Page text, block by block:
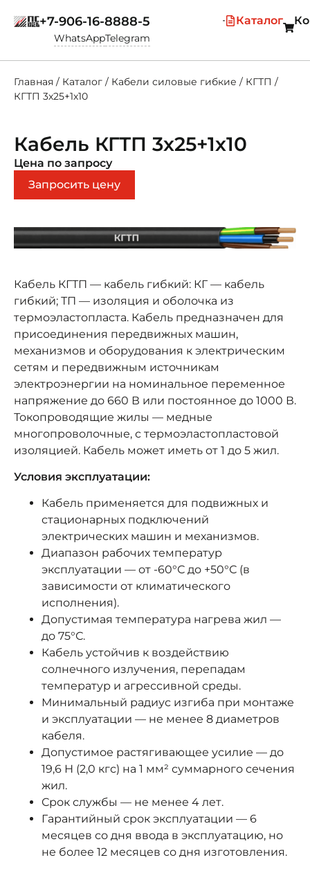
Каталог
+7-906-16-8888-5
WhatsAppTelegram
Главная / Каталог / Кабели силовые гибкие / КГТП /
КГТП 3х25+1х10
Кабель КГТП 3х25+1х10
Цена по запросу
Запросить цену
Кабель КГТП — кабель гибкий: КГ — кабель
гибкий; ТП — изоляция и оболочка из
термоэластопласта. Кабель предназначен для
присоединения передвижных машин,
механизмов и оборудования к электрическим
сетям и передвижным источникам
электроэнергии на номинальное переменное
напряжение до 660 В или постоянное до 1000 В.
Токопроводящие жилы — медные
многопроволочные, с термоэластопластовой
изоляцией. Кабель может иметь от 1 до 5 жил.
Условия эксплуатации:
Кабель применяется для подвижных и
стационарных подключений
электрических машин и механизмов.
Диапазон рабочих температур
эксплуатации — от -60°С до +50°С (в
зависимости от климатического
исполнения).
Допустимая температура нагрева жил —
до 75°С.
Кабель устойчив к воздействию
солнечного излучения, перепадам
температур и агрессивной среды.
Минимальный радиус изгиба при монтаже
и эксплуатации — не менее 8 диаметров
кабеля.
Допустимое растягивающее усилие — до
19,6 Н (2,0 кгс) на 1 мм² суммарного сечения
жил.
Срок службы — не менее 4 лет.
Гарантийный срок эксплуатации — 6
месяцев со дня ввода в эксплуатацию, но
не более 12 месяцев со дня изготовления.